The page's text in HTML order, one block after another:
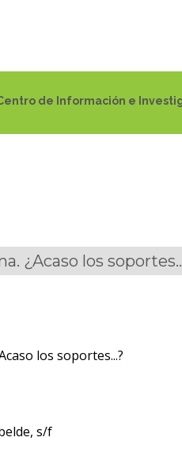
de Información e
¿Acaso los
los soportes...?
s/f